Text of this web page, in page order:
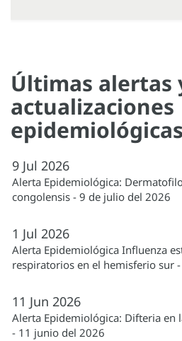
Últimas alertas
actualizaciones
epidemiológicas
9 Jul 2026
Alerta Epidemiológica:
congolensis - 9 de julio del 2026
1 Jul 2026
Alerta Epidemiológica Influenza
respiratorios en el hemisferio sur
11 Jun 2026
Alerta Epidemiológica: Difteria en
- 11 junio del 2026